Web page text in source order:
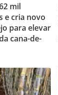
mil
e cria novo
para elevar
cana-de-